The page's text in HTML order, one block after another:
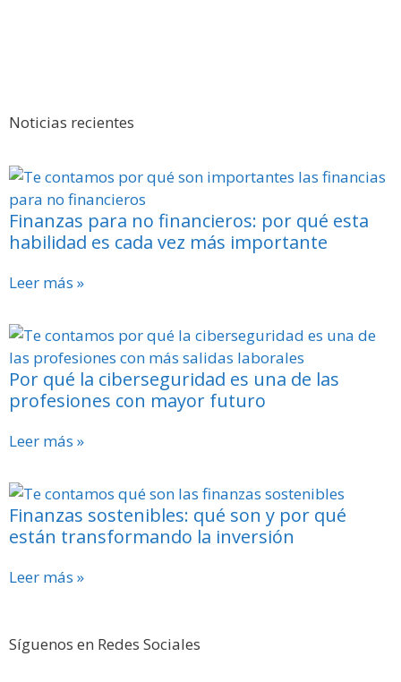
Noticias recientes
Finanzas para no financieros: por qué esta
habilidad es cada vez más importante
Leer más »
Por qué la ciberseguridad es una de las
profesiones con mayor futuro
Leer más »
Finanzas sostenibles: qué son y por qué
están transformando la inversión
Leer más »
Síguenos en Redes Sociales